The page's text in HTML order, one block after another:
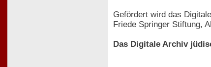
Gefördert wird das
Friede Springer Stiftung,
Das Digitale Archiv